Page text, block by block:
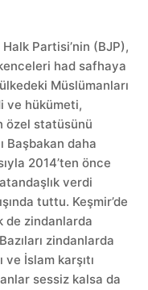
Partisi’nin (BJP),
had safhaya
Müslümanları
ve hükümeti,
özel statüsünü
Başbakan daha
2014’ten önce
verdi
tuttu. Keşmir’de
de zindanlarda
zindanlarda
ve İslam karşıtı
sessiz kalsa da